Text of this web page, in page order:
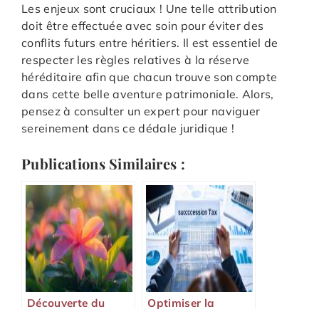
Les enjeux sont cruciaux ! Une telle attribution
doit être effectuée avec soin pour éviter des
conflits futurs entre héritiers. Il est essentiel de
respecter les règles relatives à la réserve
héréditaire afin que chacun trouve son compte
dans cette belle aventure patrimoniale. Alors,
pensez à consulter un expert pour naviguer
sereinement dans ce dédale juridique !
Publications Similaires :
Découverte du
Optimiser la